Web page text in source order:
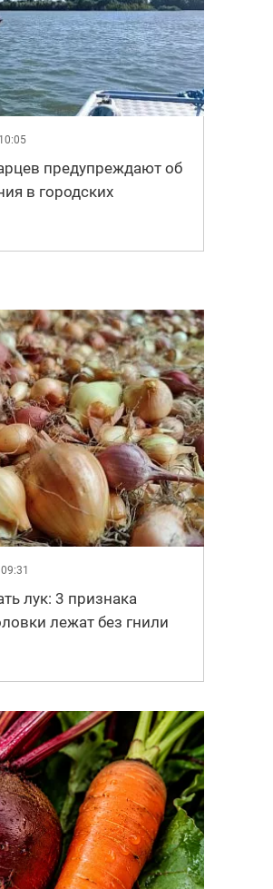
предупреждают об
в городских
лук: 3 признака
лежат без гнили